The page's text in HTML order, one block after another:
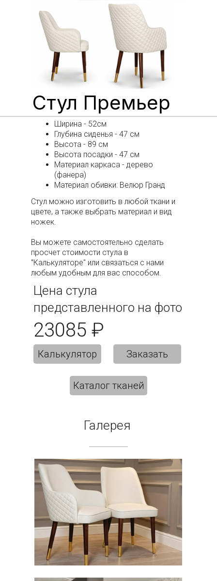
Стул Премьер
Ширина - 52см
Глубина сиденья - 47 см
Высота - 89 см
Высота посадки - 47 см
Материал каркаса - дерево
(фанера)
Материал обивки: Велюр Гранд
Стул можно изготовить в любой ткани и
цвете, а также выбрать материал и вид
ножек.
Вы можете самостоятельно сделать
просчет стоимости стула в
"Калькуляторе" или связаться с нами
любым удобным для вас способом.
Цена стула
представленного на фото
23085 ₽
Калькулятор Заказать
Каталог тканей
Галерея